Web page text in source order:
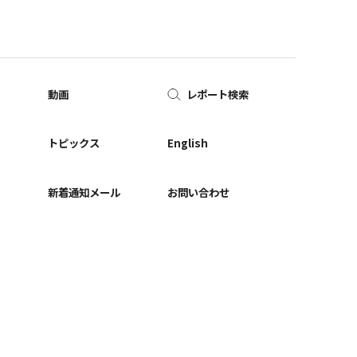
動画
トピックス
新着通知メール
レポート検索
English
お問い合わせ